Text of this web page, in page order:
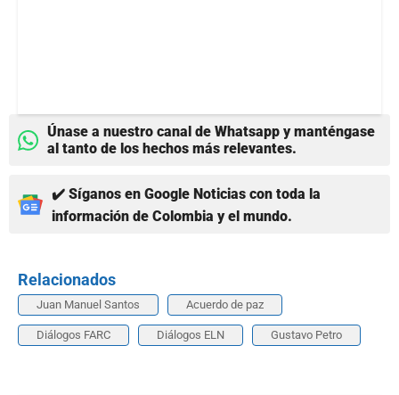
Únase a nuestro canal de Whatsapp y manténgase
al tanto de los hechos más relevantes.
✔️ Síganos en Google Noticias con toda la
información de Colombia y el mundo.
Relacionados
Juan Manuel Santos Acuerdo de paz
Diálogos FARC Diálogos ELN Gustavo Petro